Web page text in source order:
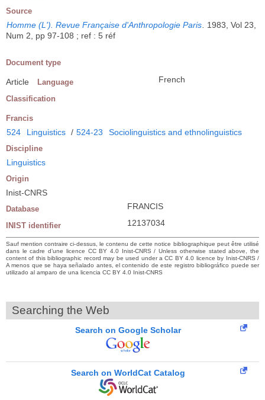
Source
Homme (L'). Revue Française d'Anthropologie Paris
1983, Vol 23,
Num 2, pp 97-108 ; ref : 5 réf
Document type
Article Language French
Classification
Francis
524 Linguistics / 524-23 Sociolinguistics and ethnolinguistics
Discipline
Linguistics
Origin
Inist-CNRS
Database FRANCIS
INIST identifier 12137034
Sauf mention contraire ci-dessus, le contenu de cette notice bibliographique peut être utilisé
dans le cadre d’une licence CC BY 4.0 Inist-CNRS / Unless otherwise stated above, the
content of this bibliographic record may be used under a CC BY 4.0 licence by Inist-CNRS /
A menos que se haya señalado antes, el contenido de este registro bibliográfico puede ser
utilizado al amparo de una licencia CC BY 4.0 Inist-CNRS
Searching the Web
Search on Google Scholar
Search on WorldCat Catalog